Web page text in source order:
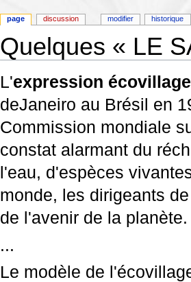
Quelques « LE
L'expression écovillage
deJaneiro au Brésil en
Commission mondiale
constat alarmant du
l'eau, d'espèces
monde, les dirigeants
de l'avenir de la planète.
...
Le modèle de
page discussion modifier historique